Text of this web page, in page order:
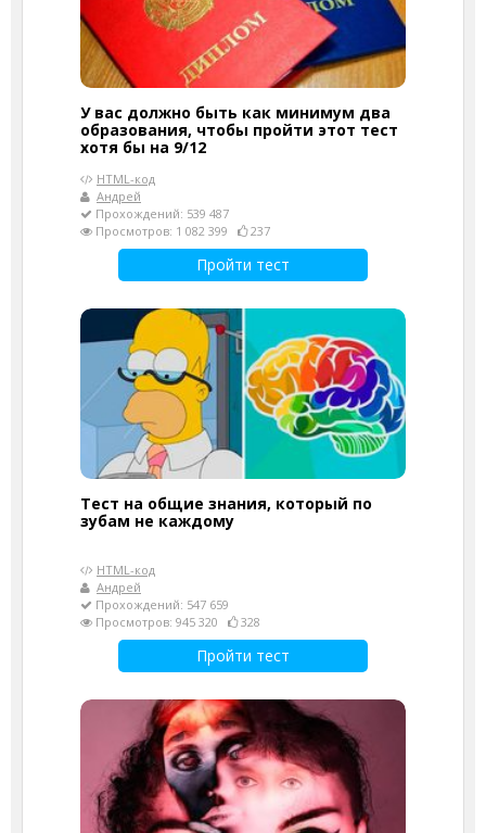
У вас должно быть как минимум два
образования, чтобы пройти этот тест
хотя бы на 9/12
HTML-код
Андрей
Прохождений: 539 487
Просмотров: 1 082 399
237
Пройти тест
Тест на общие знания, который по
зубам не каждому
HTML-код
Андрей
Прохождений: 547 659
Просмотров: 945 320
328
Пройти тест